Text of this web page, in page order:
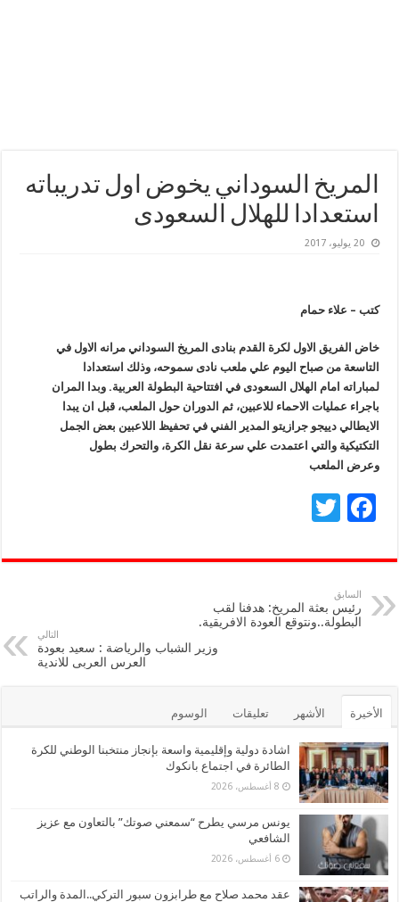
المريخ السوداني يخوض اول تدريباته
استعدادا للهلال السعودى
20 يوليو، 2017
كتب – علاء حمام
خاض الفريق الاول لكرة القدم بنادى المريخ السوداني مرانه الاول في
التاسعة من صباح اليوم علي ملعب نادى سموحه، وذلك استعدادا
لمباراته امام الهلال السعودى في افتتاحية البطولة العربية. وبدا المران
باجراء عمليات الاحماء للاعبين، ثم الدوران حول الملعب، قبل ان يبدا
الايطالي دييجو جرازيتو المدير الفني في تحفيظ اللاعبين بعض الجمل
التكتيكية والتي اعتمدت علي سرعة نقل الكرة، والتحرك بطول
وعرض الملعب
F
e
b
o
tt
السابق
رئيس بعثة المريخ: هدفنا لقب
البطولة..ونتوقع العودة الافريقية.
التالي
وزير الشباب والرياضة : سعيد بعودة
العرس العربى للاندية
الأخيرة الأشهر تعليقات الوسوم
اشادة دولية وإقليمية واسعة بإنجاز منتخبنا الوطني للكرة
الطائرة في اجتماع بانكوك
8 أغسطس، 2026
يونس مرسي يطرح “سمعني صوتك” بالتعاون مع عزيز
الشافعي
6 أغسطس، 2026
عقد محمد صلاح مع طرابزون سبور التركي..المدة والراتب